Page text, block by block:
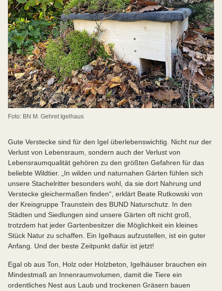
Foto: BN M. Gehret Igelhaus
Gute Verstecke sind für den Igel überlebenswichtig. Nicht nur der
Verlust von Lebensraum, sondern auch der Verlust von
Lebensraumqualität gehören zu den größten Gefahren für das
beliebte Wildtier. „In wilden und naturnahen Gärten fühlen sich
unsere Stachelritter besonders wohl, da sie dort Nahrung und
Verstecke gleichermaßen finden“, erklärt Beate Rutkowski von
der Kreisgruppe Traunstein des BUND Naturschutz. In den
Städten und Siedlungen sind unsere Gärten oft nicht groß,
trotzdem hat jeder Gartenbesitzer die Möglichkeit ein kleines
Stück Natur zu schaffen. Ein Igelhaus aufzustellen, ist ein guter
Anfang. Und der beste Zeitpunkt dafür ist jetzt!
Egal ob aus Ton, Holz oder Holzbeton, Igelhäuser brauchen ein
Mindestmaß an Innenraumvolumen, damit die Tiere ein
ordentliches Nest aus Laub und trockenen Gräsern bauen